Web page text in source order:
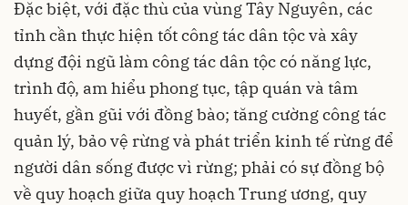
Đặc biệt, với đặc thù của vùng Tây Nguyên, các
tỉnh cần thực hiện tốt công tác dân tộc và xây
dựng đội ngũ làm công tác dân tộc có năng lực,
trình độ, am hiểu phong tục, tập quán và tâm
huyết, gần gũi với đồng bào; tăng cường công tác
quản lý, bảo vệ rừng và phát triển kinh tế rừng để
người dân sống được vì rừng; phải có sự đồng bộ
về quy hoạch giữa quy hoạch Trung ương, quy